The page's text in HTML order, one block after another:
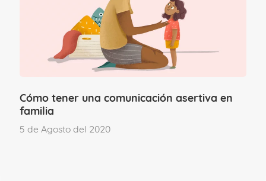
realizar tareas en un plazo de tiempo
récord (e imposible).
Es decir, que también podemos sufrir un
sentimos superados por las
circunstancias.
Cómo tener una comunicación asertiva en
familia
5 de Agosto del 2020